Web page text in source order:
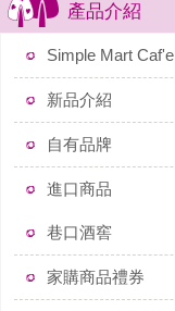
產品介紹
Simple Mart Caf'e
新品介紹
自有品牌
進口商品
巷口酒窖
家購商品禮券